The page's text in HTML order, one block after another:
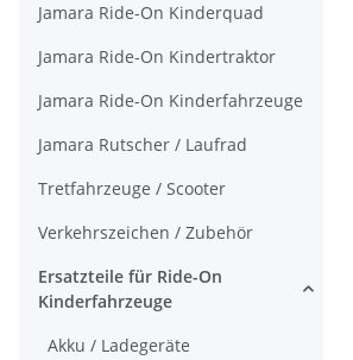
Jamara Ride-On Kinderquad
Jamara Ride-On Kindertraktor
Jamara Ride-On Kinderfahrzeuge
Jamara Rutscher / Laufrad
Tretfahrzeuge / Scooter
Verkehrszeichen / Zubehör
Ersatzteile für Ride-On
Kinderfahrzeuge
Akku / Ladegeräte